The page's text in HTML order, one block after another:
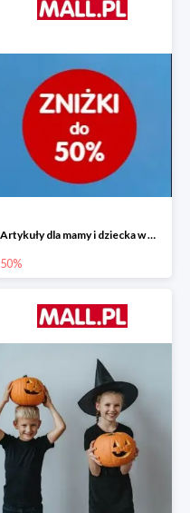
Artykuły dla mamy i dziecka w Mall.pl do -50%
50%